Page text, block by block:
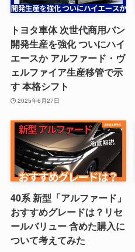
トヨタ車体 次世代商用バン
開発生産を強化 ついにハイ
エースか アルファード・ヴ
ェルファイア生産移管で示
す 本格シフト
2025年6月27日
40系 新型「アルファード」
おすすめグレードは？リセ
ールバリュー 含めた購入に
ついて考えてみた